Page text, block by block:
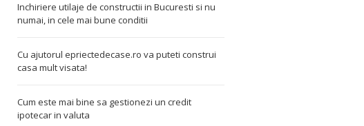
Inchiriere utilaje de constructii in Bucuresti si nu
numai, in cele mai bune conditii
Cu ajutorul epriectedecase.ro va puteti construi
casa mult visata!
Cum este mai bine sa gestionezi un credit
ipotecar in valuta